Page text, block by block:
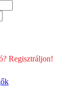
Regisztráljon!